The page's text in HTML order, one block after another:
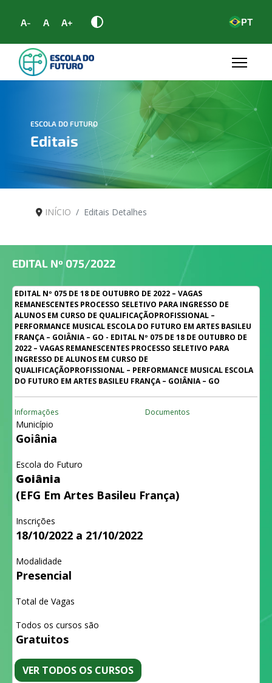
A- A A+ PT
ESCOLA DO FUTURO
Editais
INÍCIO Editais Detalhes
EDITAL Nº 075/2022
EDITAL Nº 075 DE 18 DE OUTUBRO DE 2022 – VAGAS
REMANESCENTES PROCESSO SELETIVO PARA INGRESSO DE
ALUNOS EM CURSO DE QUALIFICAÇÃOPROFISSIONAL –
PERFORMANCE MUSICAL ESCOLA DO FUTURO EM ARTES BASILEU
FRANÇA – GOIÂNIA – GO - EDITAL Nº 075 DE 18 DE OUTUBRO DE
2022 – VAGAS REMANESCENTES PROCESSO SELETIVO PARA
INGRESSO DE ALUNOS EM CURSO DE
QUALIFICAÇÃOPROFISSIONAL – PERFORMANCE MUSICAL ESCOLA
DO FUTURO EM ARTES BASILEU FRANÇA – GOIÂNIA – GO
Informações Documentos
Município
Goiânia
Escola do Futuro
Goiânia
(EFG Em Artes Basileu França)
Inscrições
18/10/2022 a 21/10/2022
Modalidade
Presencial
Total de Vagas
Todos os cursos são
Gratuitos
VER TODOS OS CURSOS